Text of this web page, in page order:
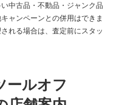
中古品・不動品・ジャンク品
ャンペーンとの併用はできま
れる場合は、査定前にスタッ
ールオフ